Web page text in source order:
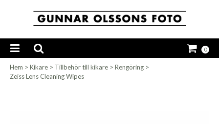
0
Hem > Kikare > Tillbehör till kikare > Rengöring >
Zeiss Lens Cleaning Wipes